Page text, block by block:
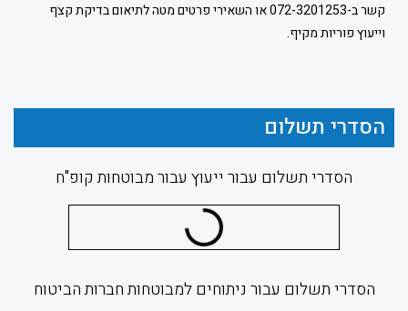
קשר ב-072-3201253 או השאירי פרטים מטה לתיאום בדיקת קצף
וייעוץ פוריות מקיף.
הסדרי תשלום
הסדרי תשלום עבור ייעוץ עבור מבוטחות קופ"ח
הסדרי תשלום עבור ניתוחים למבוטחות חברות הביטוח